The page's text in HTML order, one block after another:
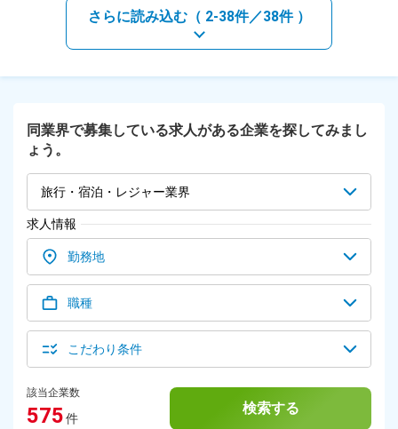
さらに読み込む（ 2-38件／38件 ）
同業界で募集している求人がある企業を探してみまし
ょう。
旅行・宿泊・レジャー業界
求人情報
勤務地
職種
こだわり条件
該当企業数
575件
検索する